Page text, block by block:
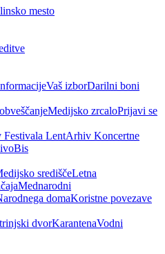
mesto
Vaš izborDarilni boni
Medijsko zrcaloPrijavi se
Festivala LentArhiv Koncertne
Bis
središčeLetna
Mednarodni
domaKoristne povezave
dvorKarantenaVodni